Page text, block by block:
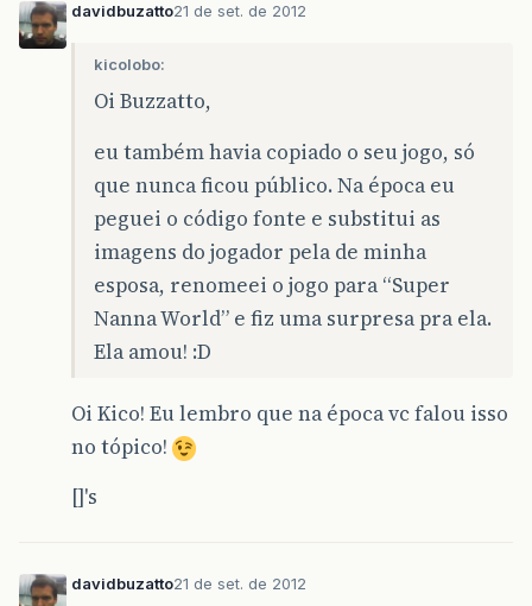
davidbuzatto21 de set. de 2012
kicolobo:
Oi Buzzatto,
eu também havia copiado o seu jogo, só
que nunca ficou público. Na época eu
peguei o código fonte e substitui as
imagens do jogador pela de minha
esposa, renomeei o jogo para “Super
Nanna World” e fiz uma surpresa pra ela.
Ela amou! :D
Oi Kico! Eu lembro que na época vc falou isso
no tópico!
[]'s
davidbuzatto21 de set. de 2012